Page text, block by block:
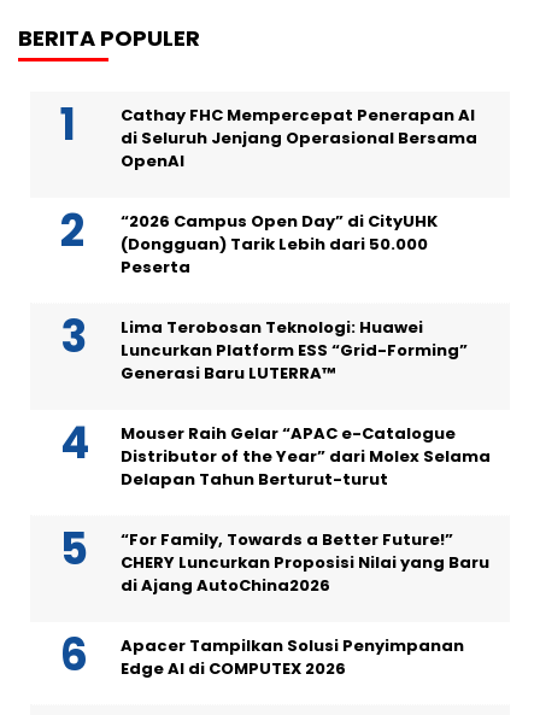
BERITA POPULER
Cathay FHC Mempercepat Penerapan AI
di Seluruh Jenjang Operasional Bersama
OpenAI
“2026 Campus Open Day” di CityUHK
(Dongguan) Tarik Lebih dari 50.000
Peserta
Lima Terobosan Teknologi: Huawei
Luncurkan Platform ESS “Grid-Forming”
Generasi Baru LUTERRA™
Mouser Raih Gelar “APAC e-Catalogue
Distributor of the Year” dari Molex Selama
Delapan Tahun Berturut-turut
“For Family, Towards a Better Future!”
CHERY Luncurkan Proposisi Nilai yang Baru
di Ajang AutoChina2026
Apacer Tampilkan Solusi Penyimpanan
Edge AI di COMPUTEX 2026